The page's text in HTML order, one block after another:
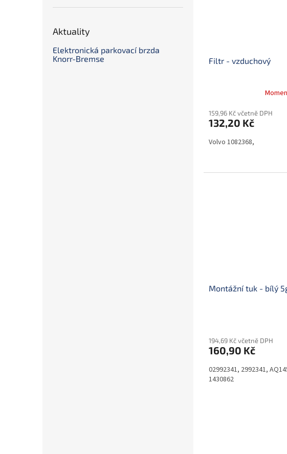
Aktuality
Elektronická parkovací brzda
Knorr-Bremse
Filtr - vzduchový
159,96 Kč včetně DPH
132,20 Kč
Volvo 1082368,
Montážní tuk - bílý
194,69 Kč včetně DPH
160,90 Kč
02992341, 2992341,
1430862